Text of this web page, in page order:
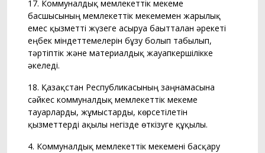
17. Коммуналдық мемлекеттік мекеме
басшысының мемлекеттік мекемемен жарғылық
емес қызметті жүзеге асыруға бағытталған әрекеті
еңбек міндеттемелерін бұзу болып табылып,
тәртіптік және материалдық жауапкершілікке
әкеледі.
18. Қазақстан Республикасының заңнамасына
сәйкес коммуналдық мемлекеттік мекеме
тауарларды, жұмыстарды, көрсетілетін
қызметтерді ақылы негізде өткізуге құқылы.
4. Коммуналдық мемлекеттік мекемені басқару